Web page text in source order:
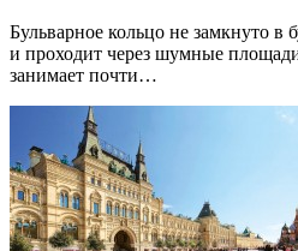
Бульварное кольцо не замкнуто в
и проходит через шумные
занимает почти…